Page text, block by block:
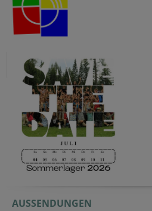
AUSSENDUNGEN